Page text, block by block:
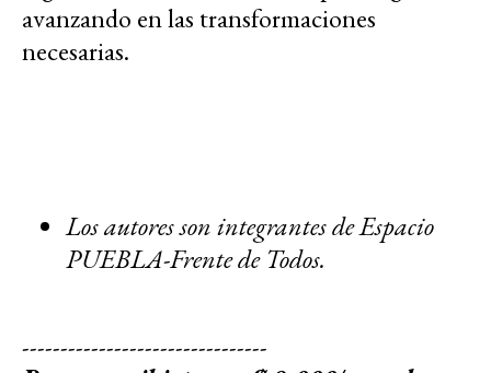
avanzando en las transformaciones
necesarias.
Los autores son integrantes de Espacio
PUEBLA-Frente de Todos.
--------------------------------